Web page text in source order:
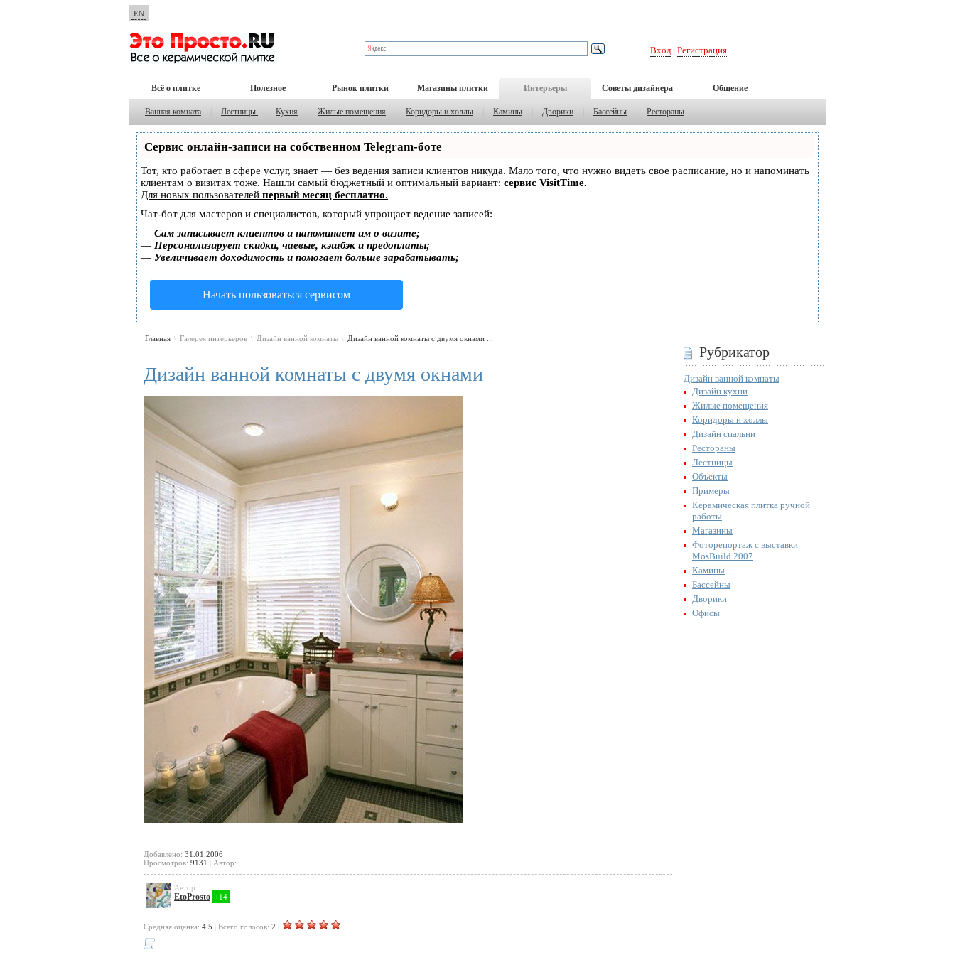
EN
Вход Регистрация
Всё о плитке Полезное Рынок плитки Магазины плитки Интерьеры Советы дизайнера Общение
Ванная комната Лестницы Кухня Жилые помещения Коридоры и холлы Камины Дворики Бассейны Рестораны
Сервис онлайн-записи на собственном Telegram-боте
Тот, кто работает в сфере услуг, знает — без ведения записи клиентов никуда. Мало того, что нужно видеть свое расписание, но и напоминать
клиентам о визитах тоже. Нашли самый бюджетный и оптимальный вариант: сервис VisitTime.
Для новых пользователей первый месяц бесплатно.
Чат-бот для мастеров и специалистов, который упрощает ведение записей:
— Сам записывает клиентов и напоминает им о визите;
— Персонализирует скидки, чаевые, кэшбэк и предоплаты;
— Увеличивает доходимость и помогает больше зарабатывать;
Начать пользоваться сервисом
Главная \ Галерея интерьеров \ Дизайн ванной комнаты \ Дизайн ванной комнаты с двумя окнами ...
Дизайн ванной комнаты с двумя окнами
Добавлено: 31.01.2006
Просмотров: 9131 Автор:
Автор:
EtoProsto +14
Cредняя оценка: 4.5 Всего голосов: 2
Рубрикатор
Дизайн ванной комнаты
Дизайн кухни
Жилые помещения
Коридоры и холлы
Дизайн спальни
Рестораны
Лестницы
Объекты
Примеры
Керамическая плитка ручной
работы
Магазины
Фоторепортаж с выставки
MosBuild 2007
Камины
Бассейны
Дворики
Офисы